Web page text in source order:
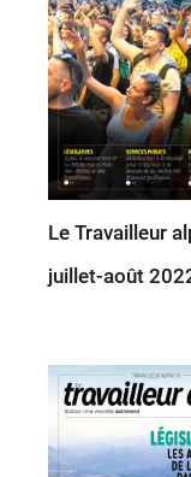
Le Travailleur
juillet-août